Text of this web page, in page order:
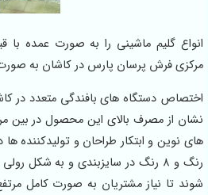
انواع گلیم ماشینی را به صورت عمده با
مرکزی فرش پرسان پارس در کاشان به صورت
اختصاص دستگاه های بافندگی متعدد در
نشان از مصرف بالای این محصول در بین
رنگ و 8 رنگ در سایزبندی و به
شوند تا نیاز مشتریان به صورت کامل